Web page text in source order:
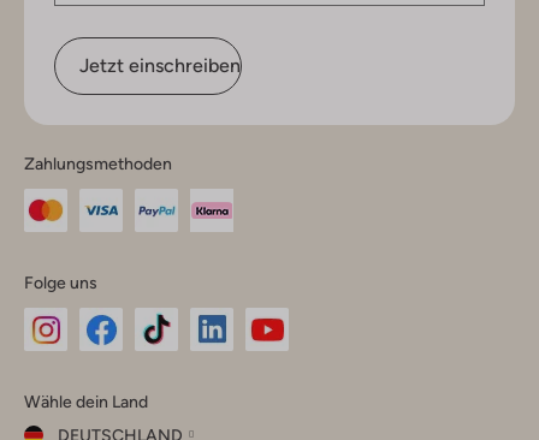
Jetzt einschreiben
Zahlungsmethoden
Folge uns
Instagram
Facebook
TikTok
Wähle dein Land
DEUTSCHLAND